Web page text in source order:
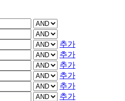
추가
추가
추가
추가
추가
추가